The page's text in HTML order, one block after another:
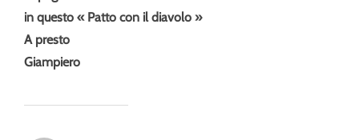
in questo « Patto con il diavolo »
A presto
Giampiero